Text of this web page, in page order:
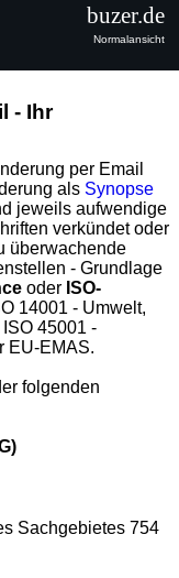
- Ihr
per Email
als Synopse
jeweils aufwendige
verkündet oder
überwachende
- Grundlage
oder ISO-
14001 - Umwelt,
45001 -
EU-EMAS.
folgenden
Sachgebietes 754
buzer.de
Normalansicht